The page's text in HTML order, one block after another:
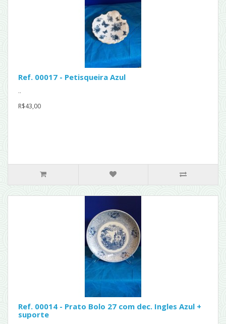
Ref. 00017 - Petisqueira Azul
..
R$43,00
Ref. 00014 - Prato Bolo 27 com dec. Ingles Azul +
suporte